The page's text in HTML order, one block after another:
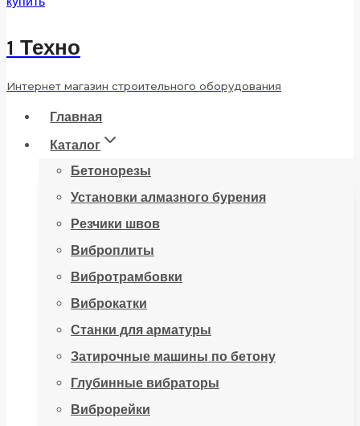
1 Техно
Интернет магазин строительного оборудования
Главная
Каталог
Бетонорезы
Установки алмазного бурения
Резчики швов
Виброплиты
Вибротрамбовки
Виброкатки
Станки для арматуры
Затирочные машины по бетону
Глубинные вибраторы
Виброрейки